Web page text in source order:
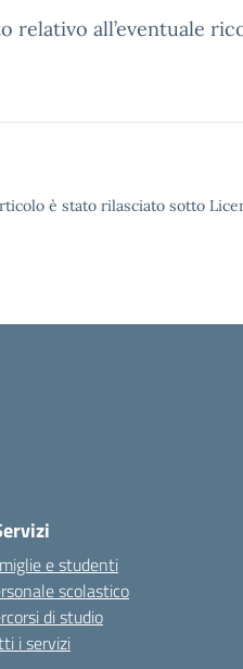
relativo all’eventuale
è stato rilasciato sotto
e studenti
scolastico
di studio
i servizi